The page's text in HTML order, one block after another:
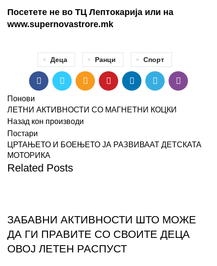
Посетете не во ТЦ Лептокарија или на
www.supernovastrore.mk
Деца Ранци Спорт
Понови
ЛЕТНИ АКТИВНОСТИ СО МАГНЕТНИ КОЦКИ
Назад кон производи
Постари
ЦРТАЊЕТО И БОЕЊЕТО ЈА РАЗВИВААТ ДЕТСКАТА
МОТОРИКА
Related Posts
ЗАБАВНИ АКТИВНОСТИ ШТО МОЖЕ
ДА ГИ ПРАВИТЕ СО СВОИТЕ ДЕЦА
ОВОЈ ЛЕТЕН РАСПУСТ